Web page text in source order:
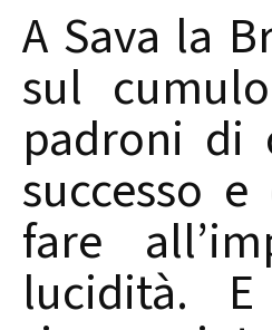
A Sava la
sul
padroni di
successo
fare
lucidità.